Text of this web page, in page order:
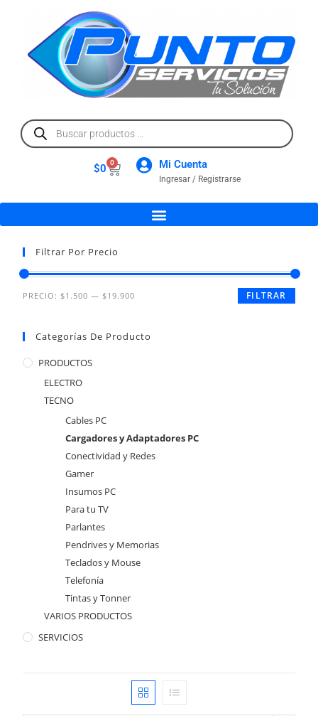
$0 0 Mi Cuenta
Ingresar / Registrarse
Filtrar Por Precio
FILTRAR
PRECIO:$1.500 —$19.900
Categorías De Producto
PRODUCTOS
ELECTRO
TECNO
Cables PC
Cargadores y Adaptadores PC
Conectividad y Redes
Gamer
Insumos PC
Para tu TV
Parlantes
Pendrives y Memorias
Teclados y Mouse
Telefonía
Tintas y Tonner
VARIOS PRODUCTOS
SERVICIOS